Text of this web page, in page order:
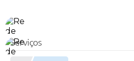
Serviços